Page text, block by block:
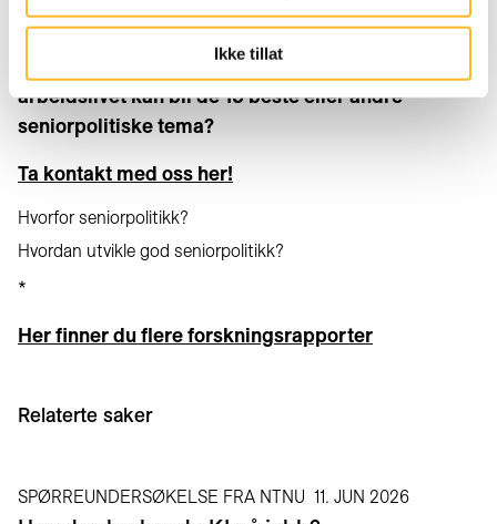
Ikke tillat
Trenger du eller din virksomhet mer kunnskap om
aldring og arbeid, hvordan de 15 neste årene i
arbeidslivet kan bli de 15 beste eller andre
seniorpolitiske tema?
Ta kontakt med oss her!
Hvorfor seniorpolitikk?
Hvordan utvikle god seniorpolitikk?
*
Her finner du flere forskningsrapporter
Relaterte saker
SPØRREUNDERSØKELSE FRA NTNU 11. JUN 2026